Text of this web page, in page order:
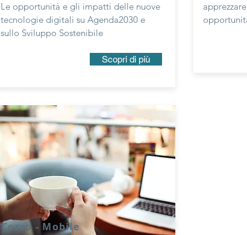
Le opportunità e gli impatti delle nuove
tecnologie digitali su Agenda2030 e
sullo Sviluppo Sostenibile
Scopri di più
Corso - Mobile